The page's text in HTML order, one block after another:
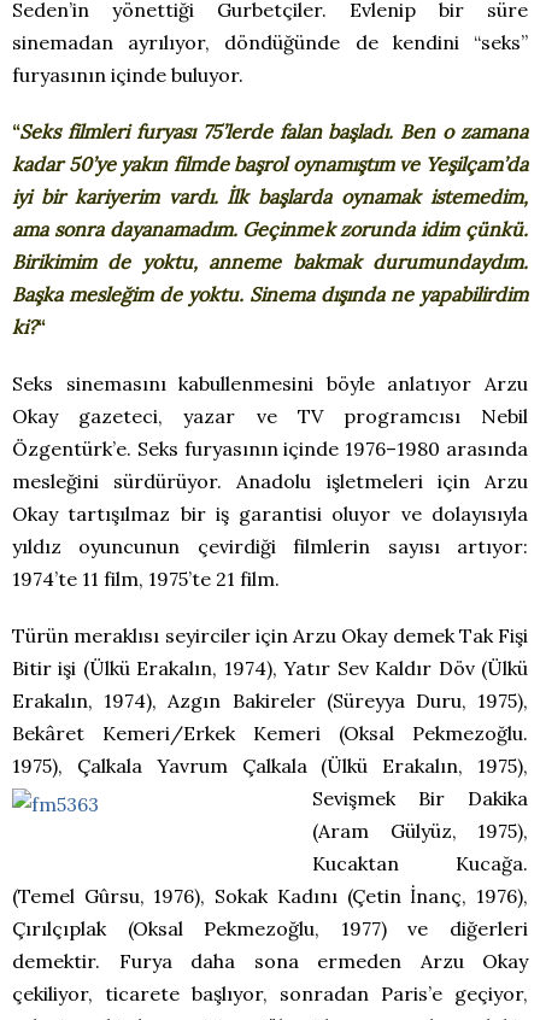
Seden’in yönettiği Gurbetçiler. Evlenip bir süre
sinemadan ayrılıyor, döndüğünde de kendini “seks”
furyasının içinde buluyor.
“Seks filmleri furyası 75’lerde falan başladı. Ben o zamana
kadar 50’ye yakın filmde başrol oynamıştım ve Yeşilçam’da
iyi bir kariyerim vardı. İlk başlarda oynamak istemedim,
ama sonra dayanamadım. Geçinmek zorunda idim çünkü.
Birikimim de yoktu, anneme bakmak durumundaydım.
Başka mesleğim de yoktu. Sinema dışında ne yapabilirdim
ki?“
Seks sinemasını kabullenmesini böyle anlatıyor Arzu
Okay gazeteci, yazar ve TV programcısı Nebil
Özgentürk’e. Seks furyasının içinde 1976–1980 arasında
mesleğini sürdürüyor. Anadolu işletmeleri için Arzu
Okay tartışılmaz bir iş garantisi oluyor ve dolayısıyla
yıldız oyuncunun çevirdiği filmlerin sayısı artıyor:
1974’te 11 film, 1975’te 21 film.
Türün meraklısı seyirciler için Arzu Okay demek Tak Fişi
Bitir işi (Ülkü Erakalın, 1974), Yatır Sev Kaldır Döv (Ülkü
Erakalın, 1974), Azgın Bakireler (Süreyya Duru, 1975),
Bekâret Kemeri/Erkek Kemeri (Oksal Pekmezoğlu.
1975), Çalkala Yavrum Çalkala (Ülkü Erakalın, 1975),
Sevişmek Bir Dakika
(Aram Gülyüz, 1975),
Kucaktan Kucağa.
(Temel Gûrsu, 1976), Sokak Kadını (Çetin İnanç, 1976),
Çırılçıplak (Oksal Pekmezoğlu, 1977) ve diğerleri
demektir. Furya daha sona ermeden Arzu Okay
çekiliyor, ticarete başlıyor, sonradan Paris’e geçiyor,